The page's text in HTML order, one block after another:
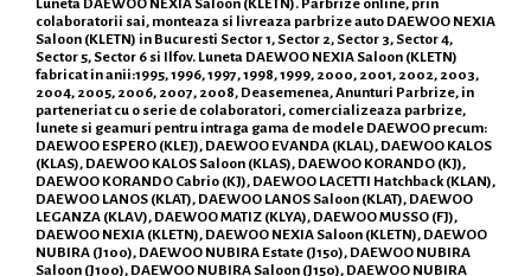
Luneta DAEWOO NEXIA Saloon (KLETN). Parbrize online, prin
colaboratorii sai, monteaza si livreaza parbrize auto DAEWOO NEXIA
Saloon (KLETN) in Bucuresti Sector 1, Sector 2, Sector 3, Sector 4,
Sector 5, Sector 6 si Ilfov. Luneta DAEWOO NEXIA Saloon (KLETN)
fabricat in anii:1995, 1996, 1997, 1998, 1999, 2000, 2001, 2002, 2003,
2004, 2005, 2006, 2007, 2008, Deasemenea, Anunturi Parbrize, in
parteneriat cu o serie de colaboratori, comercializeaza parbrize,
lunete si geamuri pentru intraga gama de modele DAEWOO precum:
DAEWOO ESPERO (KLEJ), DAEWOO EVANDA (KLAL), DAEWOO KALOS
(KLAS), DAEWOO KALOS Saloon (KLAS), DAEWOO KORANDO (KJ),
DAEWOO KORANDO Cabrio (KJ), DAEWOO LACETTI Hatchback (KLAN),
DAEWOO LANOS (KLAT), DAEWOO LANOS Saloon (KLAT), DAEWOO
LEGANZA (KLAV), DAEWOO MATIZ (KLYA), DAEWOO MUSSO (FJ),
DAEWOO NEXIA (KLETN), DAEWOO NEXIA Saloon (KLETN), DAEWOO
NUBIRA (J100), DAEWOO NUBIRA Estate (J150), DAEWOO NUBIRA
Saloon (J100), DAEWOO NUBIRA Saloon (J150), DAEWOO NUBIRA